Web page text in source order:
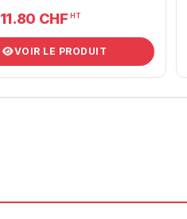
11.80 CHF HT
VOIR LE PRODUIT